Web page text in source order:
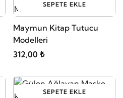
SEPETE EKLE
Maymun Kitap Tutucu
Modelleri
312,00 ₺
SEPETE EKLE